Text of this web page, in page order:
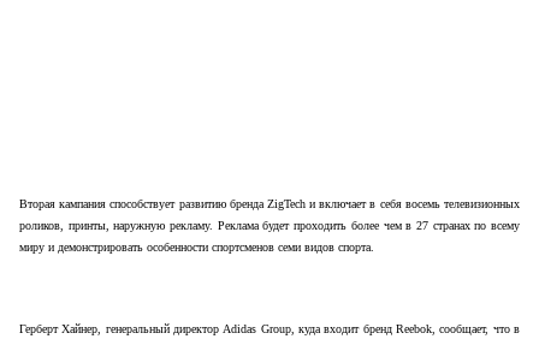
Вторая кампания способствует развитию бренда ZigTech и включает в себя восемь телевизионных
роликов, принты, наружную рекламу. Реклама будет проходить более чем в 27 странах по всему
миру и демонстрировать особенности спортсменов семи видов спорта.
Герберт Хайнер, генеральный директор Adidas Group, куда входит бренд Reebok, сообщает, что в